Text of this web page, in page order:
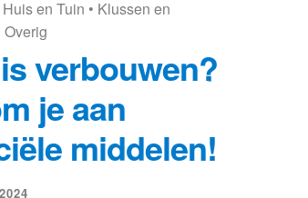
Huis en Tuin • Klussen en
Overig
verbouwen?
je aan
middelen!